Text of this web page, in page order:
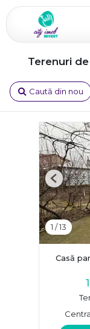
Terenuri
Caută din nou
1 /13
Previous
Casă